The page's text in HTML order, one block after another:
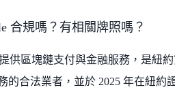
合規嗎？有相關牌照嗎？
供區塊鏈支付與金融服務，是紐
的合法業者，並於 2025 年在紐約